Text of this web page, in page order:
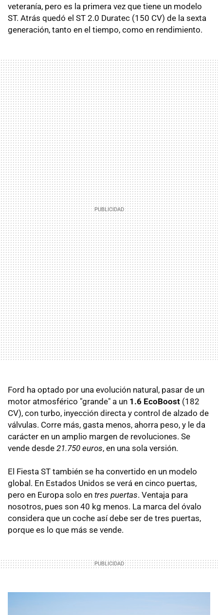
veteranía, pero es la primera vez que tiene un modelo
ST. Atrás quedó el ST 2.0 Duratec (150 CV) de la sexta
generación, tanto en el tiempo, como en rendimiento.
Ford ha optado por una evolución natural, pasar de un
motor atmosférico "grande" a un 1.6 EcoBoost (182
CV), con turbo, inyección directa y control de alzado de
válvulas. Corre más, gasta menos, ahorra peso, y le da
carácter en un amplio margen de revoluciones. Se
vende desde 21.750 euros, en una sola versión.
El Fiesta ST también se ha convertido en un modelo
global. En Estados Unidos se verá en cinco puertas,
pero en Europa solo en tres puertas. Ventaja para
nosotros, pues son 40 kg menos. La marca del óvalo
considera que un coche así debe ser de tres puertas,
porque es lo que más se vende.